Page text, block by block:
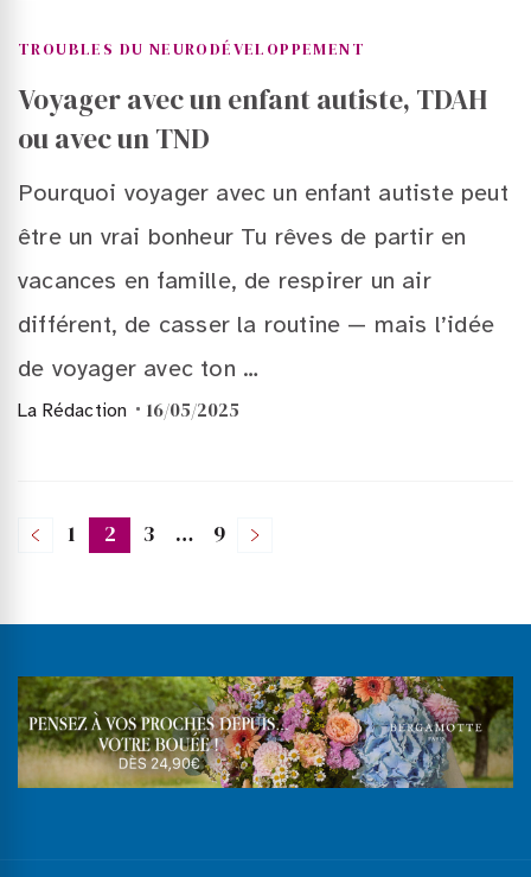
TROUBLES DU NEURODÉVELOPPEMENT
Voyager avec un enfant autiste, TDAH
ou avec un TND
Pourquoi voyager avec un enfant autiste peut
être un vrai bonheur Tu rêves de partir en
vacances en famille, de respirer un air
différent, de casser la routine — mais l’idée
de voyager avec ton …
La Rédaction 16/05/2025
Pagination
des
publications
Page
1 Page
2 Page
3 … Page
9